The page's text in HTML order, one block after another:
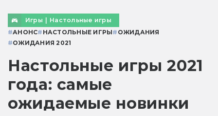
Игры | Настольные игры
#АНОНС# НАСТОЛЬНЫЕ ИГРЫ# ОЖИДАНИЯ
#ОЖИДАНИЯ 2021
Настольные игры 2021
года: самые
ожидаемые новинки